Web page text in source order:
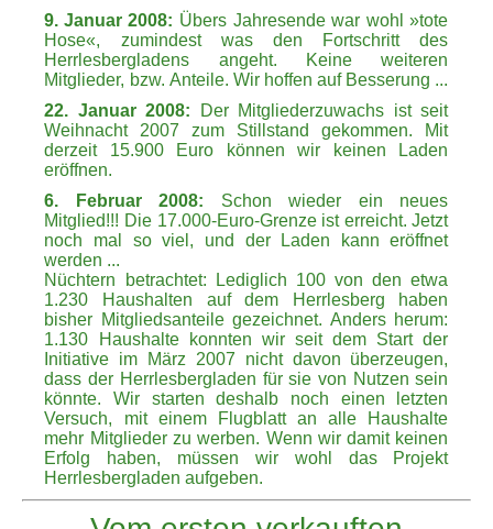
9. Januar 2008: Übers Jahresende war wohl »tote
Hose«, zumindest was den Fortschritt des
Herrlesbergladens angeht. Keine weiteren
Mitglieder, bzw. Anteile. Wir hoffen auf Besserung ...
22. Januar 2008: Der Mitgliederzuwachs ist seit
Weihnacht 2007 zum Stillstand gekommen. Mit
derzeit 15.900 Euro können wir keinen Laden
eröffnen.
6. Februar 2008: Schon wieder ein neues
Mitglied!!! Die 17.000-Euro-Grenze ist erreicht. Jetzt
noch mal so viel, und der Laden kann eröffnet
werden ...
Nüchtern betrachtet: Lediglich 100 von den etwa
1.230 Haushalten auf dem Herrlesberg haben
bisher Mitgliedsanteile gezeichnet. Anders herum:
1.130 Haushalte konnten wir seit dem Start der
Initiative im März 2007 nicht davon überzeugen,
dass der Herrlesbergladen für sie von Nutzen sein
könnte. Wir starten deshalb noch einen letzten
Versuch, mit einem Flugblatt an alle Haushalte
mehr Mitglieder zu werben. Wenn wir damit keinen
Erfolg haben, müssen wir wohl das Projekt
Herrlesbergladen aufgeben.